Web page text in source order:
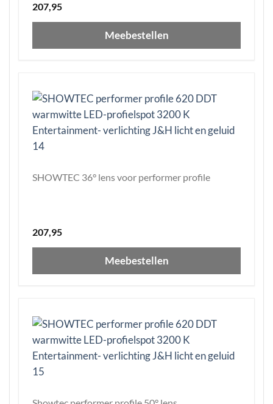
207,95
Meebestellen
SHOWTEC 36° lens voor performer profile
207,95
Meebestellen